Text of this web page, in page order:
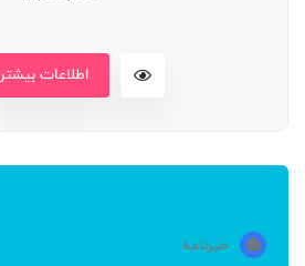
اطلاعات بیشتر
خبرنامه